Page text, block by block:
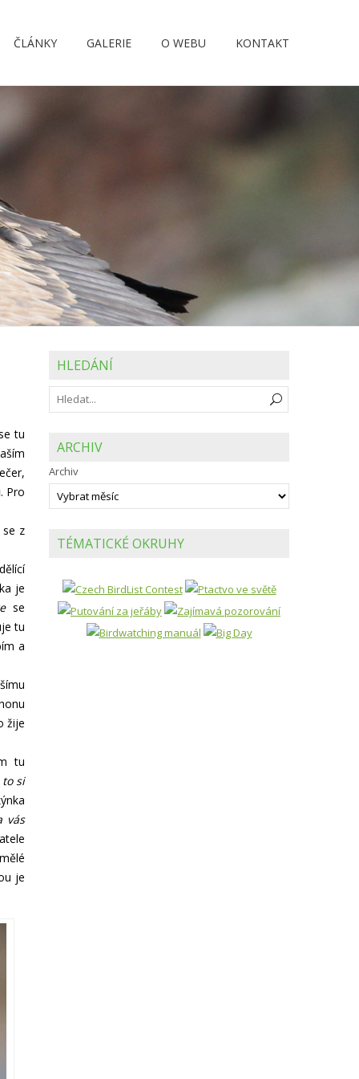
ČLÁNKY GALERIE O WEBU KONTAKT
tu
. Pro
z
je
se
tu
a
žije
tu
to si
vás
je
HLEDÁNÍ
ARCHIV
Archiv
TÉMATICKÉ OKRUHY